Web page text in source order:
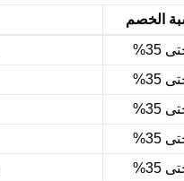
الخصم
35%
35%
35%
35%
35%